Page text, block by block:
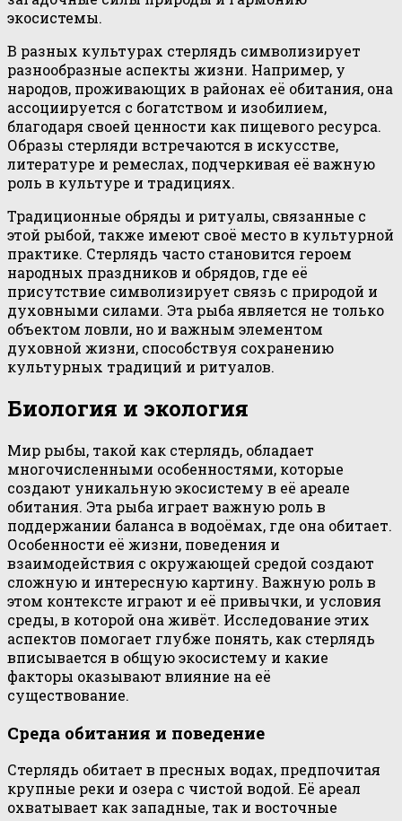
экосистемы.
В разных культурах стерлядь символизирует
разнообразные аспекты жизни. Например, у
народов, проживающих в районах её обитания, она
ассоциируется с богатством и изобилием,
благодаря своей ценности как пищевого ресурса.
Образы стерляди встречаются в искусстве,
литературе и ремеслах, подчеркивая её важную
роль в культуре и традициях.
Традиционные обряды и ритуалы, связанные с
этой рыбой, также имеют своё место в культурной
практике. Стерлядь часто становится героем
народных праздников и обрядов, где её
присутствие символизирует связь с природой и
духовными силами. Эта рыба является не только
объектом ловли, но и важным элементом
духовной жизни, способствуя сохранению
культурных традиций и ритуалов.
Биология и экология
Мир рыбы, такой как стерлядь, обладает
многочисленными особенностями, которые
создают уникальную экосистему в её ареале
обитания. Эта рыба играет важную роль в
поддержании баланса в водоёмах, где она обитает.
Особенности её жизни, поведения и
взаимодействия с окружающей средой создают
сложную и интересную картину. Важную роль в
этом контексте играют и её привычки, и условия
среды, в которой она живёт. Исследование этих
аспектов помогает глубже понять, как стерлядь
вписывается в общую экосистему и какие
факторы оказывают влияние на её
существование.
Среда обитания и поведение
Стерлядь обитает в пресных водах, предпочитая
крупные реки и озера с чистой водой. Её ареал
охватывает как западные, так и восточные